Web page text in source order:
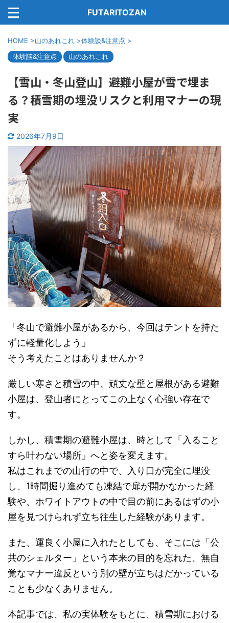
FUTARITOZAN
HOME >山のあれこれ >体験談&注意点 >
体験談&注意点
山のあれこれ
【雪山・冬山登山】避難小屋が雪で埋ま
る？積雪期の埋没リスクと利用マナーの現
実
2026年7月9日
「冬山で避難小屋があるから、今回はテントを持た
ずに軽量化しよう」
そう考えたことはありませんか？
厳しい寒さと積雪の中、頑丈な壁と屋根がある避難
小屋は、登山者にとってこの上なく心強い存在で
す。
しかし、積雪期の避難小屋は、時として「入ること
すら叶わない場所」へと姿を変えます。
私はこれまでの山行の中で、入り口が完全に埋没
し、1時間掘り進めても凍結で扉が開かなかった経
験や、ホワイトアウトの中で目の前にあるはずの小
屋を見つけられず立ち往生した経験があります。
また、運良く小屋に入れたとしても、そこには「公
共のシェルター」という本来の目的を忘れた、無自
覚なマナー違反という別の壁が立ちはだかっている
ことも少なくありません。
本記事では、私の実体験をもとに、積雪期における